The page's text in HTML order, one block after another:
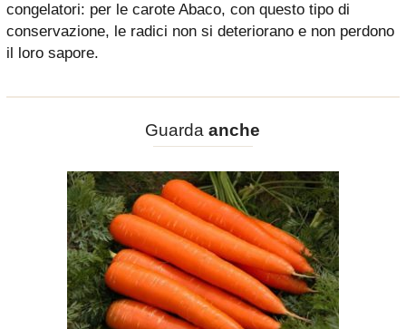
congelatori: per le carote Abaco, con questo tipo di
conservazione, le radici non si deteriorano e non perdono
il loro sapore.
Guardaanche